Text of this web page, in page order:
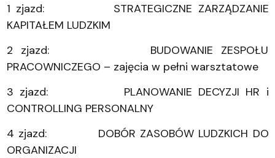
1 zjazd: STRATEGICZNE ZARZĄDZANIE
KAPITAŁEM LUDZKIM
2 zjazd: BUDOWANIE ZESPOŁU
PRACOWNICZEGO – zajęcia w pełni warsztatowe
3 zjazd: PLANOWANIE DECYZJI HR i
CONTROLLING PERSONALNY
4 zjazd: DOBÓR ZASOBÓW LUDZKICH DO
ORGANIZACJI